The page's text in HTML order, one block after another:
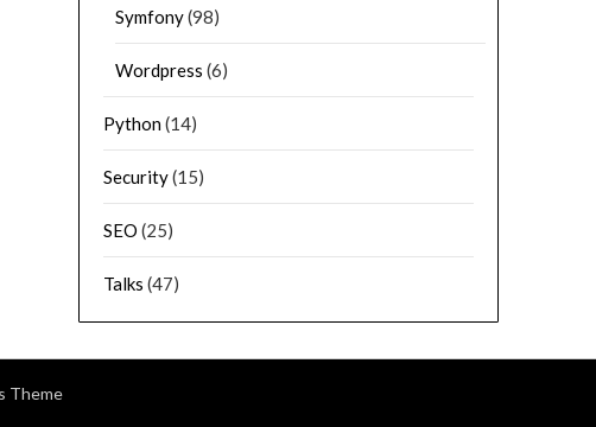
Symfony(98)
Wordpress (6)
Python(14)
Security(15)
SEO (25)
Talks (47)
Theme